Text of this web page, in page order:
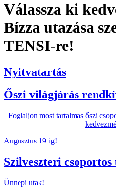
Válassza ki
Bízza utazása
TENSI-re!
Nyitvatartás
Őszi világjárás
Foglaljon most tartalmas őszi
Augusztus 19-ig!
Szilveszteri csoportos
Ünnepi utak!